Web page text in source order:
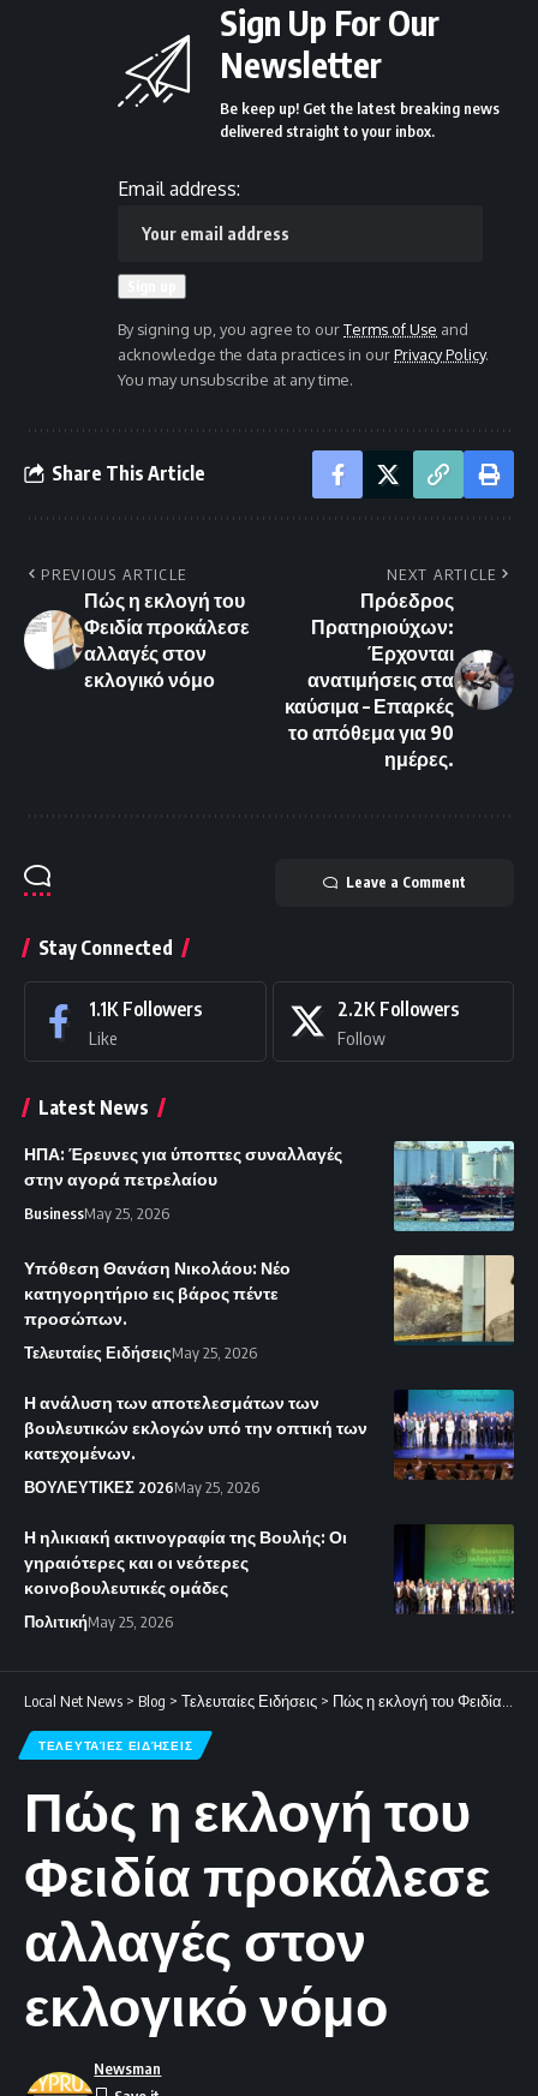
Sign Up For Our
Newsletter
Be keep up! Get the latest breaking news
delivered straight to your inbox.
Email address:
By signing up, you agree to ourTerms of Use and
acknowledge the data practices in ourPrivacy Policy.
You may unsubscribe at any time.
Share This Article
PREVIOUS ARTICLE
Πώς η εκλογή του
Φειδία προκάλεσε
αλλαγές στον
εκλογικό νόμο
NEXT ARTICLE
Πρόεδρος
Πρατηριούχων:
Έρχονται
ανατιμήσεις στα
καύσιμα – Επαρκές
το απόθεμα για 90
ημέρες.
Leave a Comment
Stay Connected
1.1K Followers
Like
2.2K Followers
Follow
Latest News
ΗΠΑ: Έρευνες για ύποπτες συναλλαγές
στην αγορά πετρελαίου
BusinessMay 25, 2026
Υπόθεση Θανάση Νικολάου: Νέο
κατηγορητήριο εις βάρος πέντε
προσώπων.
Τελευταίες ΕιδήσειςMay 25, 2026
Η ανάλυση των αποτελεσμάτων των
βουλευτικών εκλογών υπό την οπτική των
κατεχομένων.
ΒΟΥΛΕΥΤΙΚΕΣ 2026May 25, 2026
Η ηλικιακή ακτινογραφία της Βουλής: Οι
γηραιότερες και οι νεότερες
κοινοβουλευτικές ομάδες
ΠολιτικήMay 25, 2026
Local Net News > Blog > Τελευταίες Ειδήσεις > Πώς η εκλογή του Φειδία προκάλεσε αλλαγές στον εκλογικό νόμο
ΤΕΛΕΥΤΑΊΕΣ ΕΙΔΉΣΕΙΣ
Πώς η εκλογή του
Φειδία προκάλεσε
αλλαγές στον
εκλογικό νόμο
Newsman